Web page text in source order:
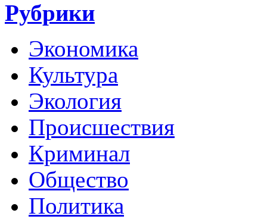
Рубрики
Экономика
Культура
Экология
Происшествия
Криминал
Общество
Политика